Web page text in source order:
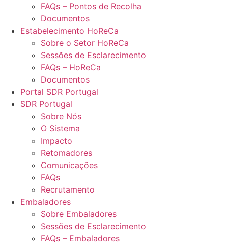
FAQs – Pontos de Recolha
Documentos
Estabelecimento HoReCa
Sobre o Setor HoReCa
Sessões de Esclarecimento
FAQs – HoReCa
Documentos
Portal SDR Portugal
SDR Portugal
Sobre Nós
O Sistema
Impacto
Retomadores
Comunicações
FAQs
Recrutamento
Embaladores
Sobre Embaladores
Sessões de Esclarecimento
FAQs – Embaladores